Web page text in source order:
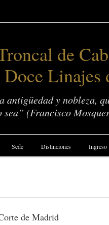
de
Doce Linajes
antigüedad y nobleza,
sea” (Francisco
Sede Distinciones Ingreso
de Madrid